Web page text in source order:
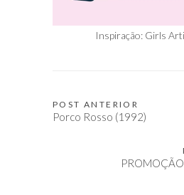
Inspiração: Girls
Navegação
POST ANTERIOR
Porco Rosso (1992)